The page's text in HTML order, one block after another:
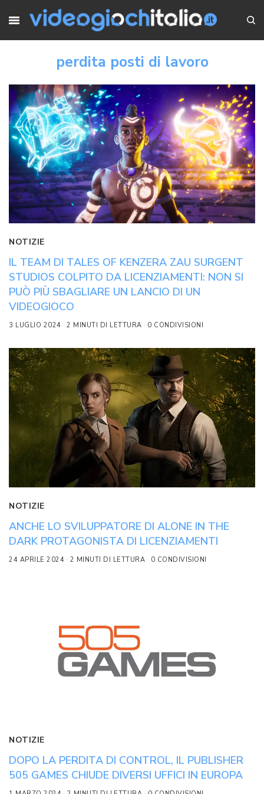
perdita posti di lavoro
NOTIZIE
IL TEAM DI TALES OF KENZERA ZAU SURGENT
STUDIOS COLPITO DA LICENZIAMENTI: NON SI
PUÒ PIÙ SBAGLIARE UN LANCIO DI UN
VIDEOGIOCO
3 LUGLIO 2024 2 MINUTI DI LETTURA 0 CONDIVISIONI
NOTIZIE
ANCHE LO SVILUPPATORE DI ALONE IN THE
DARK PROTAGONISTA DI LICENZIAMENTI
24 APRILE 2024 2 MINUTI DI LETTURA 0 CONDIVISIONI
NOTIZIE
DOPO LA PERDITA DI CONTROL, IL PUBLISHER
505 GAMES CHIUDE DIVERSI UFFICI IN EUROPA